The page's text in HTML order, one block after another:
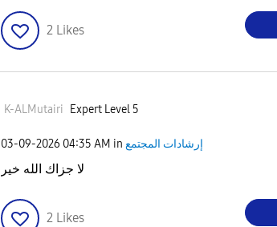
2 Likes
K-ALMutairi Expert Level 5
‎03-09-2026 04:35 AM in إرشادات المجتمع
لا جزاك الله خير
2 Likes